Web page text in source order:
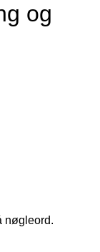
og
nøgleord.